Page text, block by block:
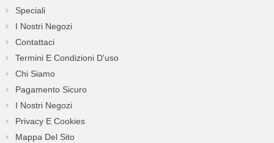
Speciali
I Nostri Negozi
Contattaci
Termini E Condizioni D'uso
Chi Siamo
Pagamento Sicuro
I Nostri Negozi
Privacy E Cookies
Mappa Del Sito